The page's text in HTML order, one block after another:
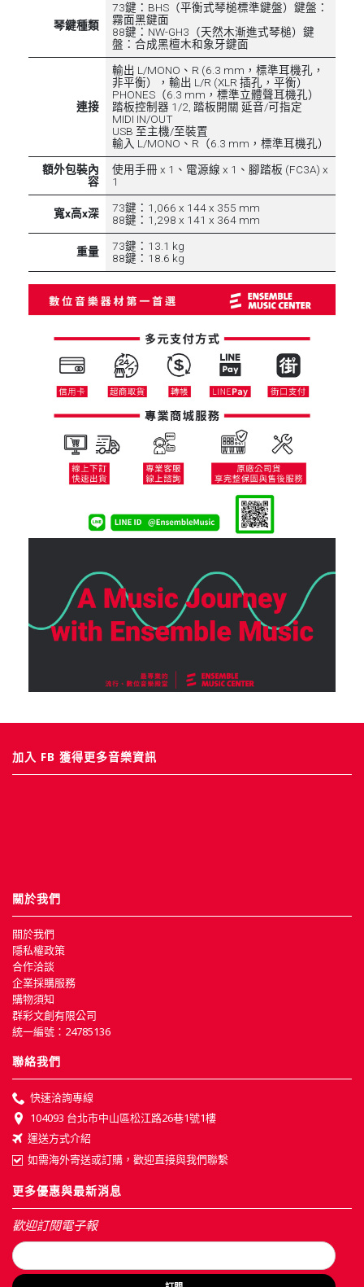
琴鍵種類
73鍵：BHS（平衡式琴槌標準鍵盤）鍵盤：
霧面黑鍵面
88鍵：NW-GH3（天然木漸進式琴槌）鍵
盤：合成黑檀木和象牙鍵面
連接
輸出 L/MONO、R (6.3 mm，標準耳機孔，
非平衡），輸出 L/R (XLR 插孔，平衡）
PHONES（6.3 mm，標準立體聲耳機孔）
踏板控制器 1/2, 踏板開關 延音/可指定
MIDI IN/OUT
USB 至主機/至裝置
輸入 L/MONO、R（6.3 mm，標準耳機孔）
額外包裝內
容
使用手冊 x 1、電源線 x 1、腳踏板 (FC3A) x
1
寬x高x深
73鍵：1,066 x 144 x 355 mm
88鍵：1,298 x 141 x 364 mm
重量
73鍵：13.1 kg
88鍵：18.6 kg
加入 FB 獲得更多音樂資訊
關於我們
關於我們
隱私權政策
合作洽談
企業採購服務
購物須知
群彩文創有限公司
統一編號：24785136
聯絡我們
快速洽詢專線
104093 台北市中山區松江路26巷1號1樓
運送方式介紹
如需海外寄送或訂購，歡迎直接與我們聯繫
更多優惠與最新消息
歡迎訂閱電子報